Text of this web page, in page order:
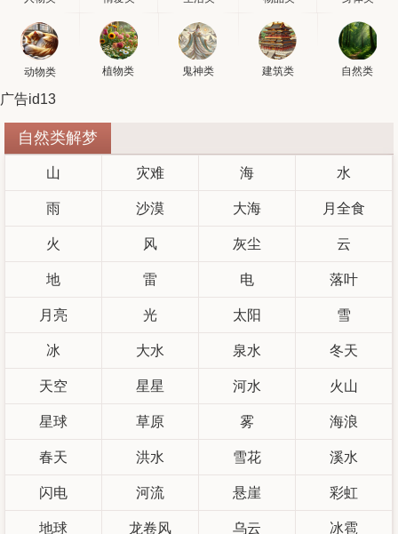
动物类 植物类 鬼神类 建筑类 自然类
广告id13
自然类解梦
山 灾难 海 水
雨 沙漠 大海 月全食
火 风 灰尘 云
地 雷 电 落叶
月亮 光 太阳 雪
冰 大水 泉水 冬天
天空 星星 河水 火山
星球 草原 雾 海浪
春天 洪水 雪花 溪水
闪电 河流 悬崖 彩虹
地球 龙卷风 乌云 冰雹